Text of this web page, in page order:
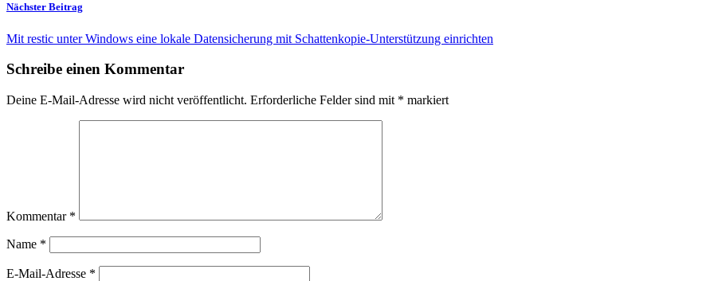
Nächster Beitrag
Mit restic unter Windows eine lokale Datensicherung mit Schattenkopie-Unterstützung einrichten
Schreibe einen Kommentar
Deine E-Mail-Adresse wird nicht veröffentlicht. Erforderliche Felder sind mit * markiert
Kommentar *
Name *
E-Mail-Adresse *